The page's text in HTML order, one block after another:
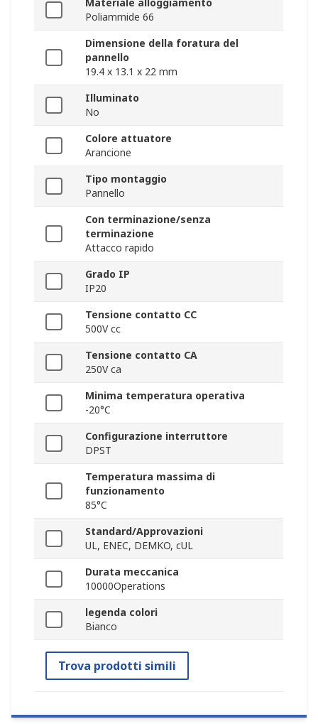
Materiale alloggiamento
Poliammide 66
Dimensione della foratura del
pannello
19.4 x 13.1 x 22 mm
Illuminato
No
Colore attuatore
Arancione
Tipo montaggio
Pannello
Con terminazione/senza
terminazione
Attacco rapido
Grado IP
IP20
Tensione contatto CC
500V cc
Tensione contatto CA
250V ca
Minima temperatura operativa
-20°C
Configurazione interruttore
DPST
Temperatura massima di
funzionamento
85°C
Standard/Approvazioni
UL, ENEC, DEMKO, cUL
Durata meccanica
10000Operations
legenda colori
Bianco
Trova prodotti simili